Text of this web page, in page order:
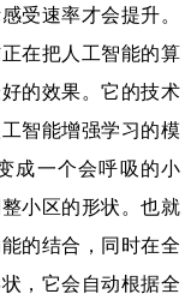
受速率才会提升。
在把人工智能的算
的效果。它的技术
智能增强学习的模
成一个会呼吸的小
小区的形状。也就
的结合，同时在全
，它会自动根据全